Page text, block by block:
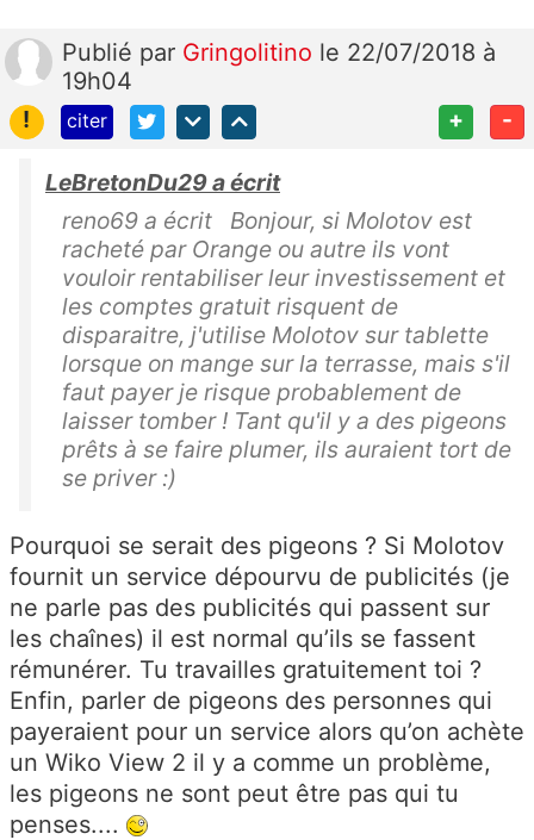
Publié par Gringolitino le 22/07/2018 à
19h04
!
citer + -
LeBretonDu29 a écrit
reno69 a écrit Bonjour, si Molotov est
racheté par Orange ou autre ils vont
vouloir rentabiliser leur investissement et
les comptes gratuit risquent de
disparaitre, j'utilise Molotov sur tablette
lorsque on mange sur la terrasse, mais s'il
faut payer je risque probablement de
laisser tomber ! Tant qu'il y a des pigeons
prêts à se faire plumer, ils auraient tort de
se priver :)
Pourquoi se serait des pigeons ? Si Molotov
fournit un service dépourvu de publicités (je
ne parle pas des publicités qui passent sur
les chaînes) il est normal qu’ils se fassent
rémunérer. Tu travailles gratuitement toi ?
Enfin, parler de pigeons des personnes qui
payeraient pour un service alors qu’on achète
un Wiko View 2 il y a comme un problème,
les pigeons ne sont peut être pas qui tu
penses....